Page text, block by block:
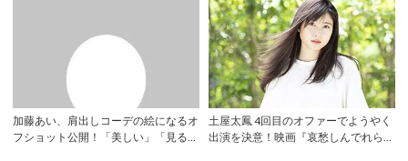
加藤あい、肩出しコーデの絵になるオ
フショット公開！「美しい」「見るた
土屋太鳳 4回目のオファーでようやく
出演を決意！映画『哀愁しんでれら』